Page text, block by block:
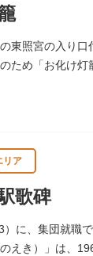
東照宮の入り
ため「お化け
リア
歌碑
）に、集団就職
えき）」は、